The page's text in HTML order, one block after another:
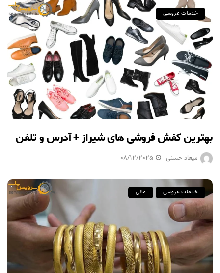
خدمات عروسی
بهترین کفش فروشی های شیراز + آدرس و تلفن
میعاد حسنی 08/12/2025
خدمات عروسی مالی